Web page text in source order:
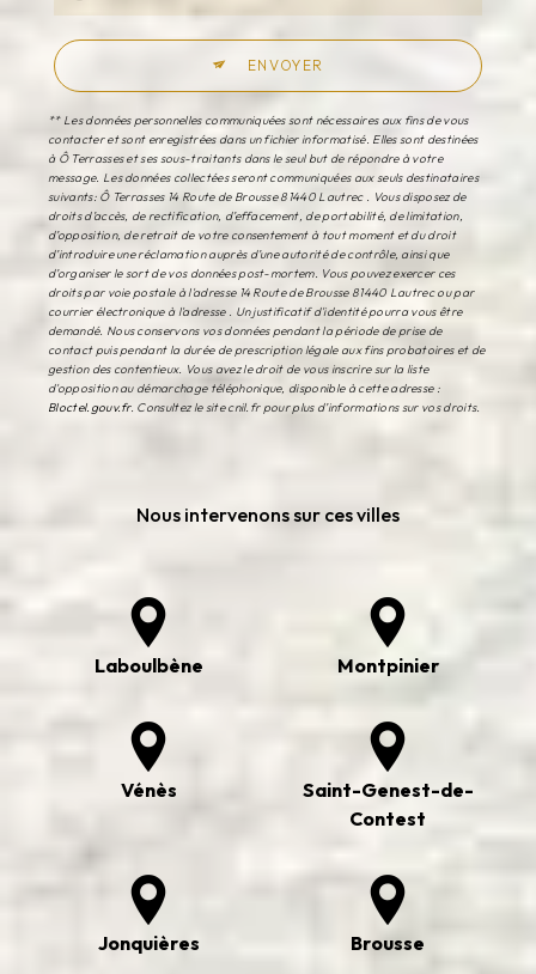
ENVOYER
** Les données personnelles communiquées sont nécessaires aux fins de vous
contacter et sont enregistrées dans un fichier informatisé. Elles sont destinées
à Ô Terrasses et ses sous-traitants dans le seul but de répondre à votre
message. Les données collectées seront communiquées aux seuls destinataires
suivants: Ô Terrasses 14 Route de Brousse 81440 Lautrec . Vous disposez de
droits d’accès, de rectification, d’effacement, de portabilité, de limitation,
d’opposition, de retrait de votre consentement à tout moment et du droit
d’introduire une réclamation auprès d’une autorité de contrôle, ainsi que
d’organiser le sort de vos données post-mortem. Vous pouvez exercer ces
droits par voie postale à l'adresse 14 Route de Brousse 81440 Lautrec ou par
courrier électronique à l'adresse . Un justificatif d'identité pourra vous être
demandé. Nous conservons vos données pendant la période de prise de
contact puis pendant la durée de prescription légale aux fins probatoires et de
gestion des contentieux. Vous avez le droit de vous inscrire sur la liste
d'opposition au démarchage téléphonique, disponible à cette adresse :
Bloctel.gouv.fr. Consultez le site cnil.fr pour plus d’informations sur vos droits.
Nous intervenons sur ces villes
Laboulbène Montpinier
Vénès
Saint-Genest-de-
Contest
Jonquières Brousse